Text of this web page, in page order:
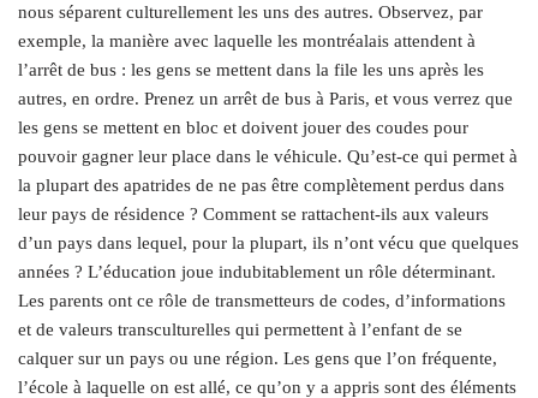
nous séparent culturellement les uns des autres. Observez, par
exemple, la manière avec laquelle les montréalais attendent à
l’arrêt de bus : les gens se mettent dans la file les uns après les
autres, en ordre. Prenez un arrêt de bus à Paris, et vous verrez que
les gens se mettent en bloc et doivent jouer des coudes pour
pouvoir gagner leur place dans le véhicule. Qu’est-ce qui permet à
la plupart des apatrides de ne pas être complètement perdus dans
leur pays de résidence ? Comment se rattachent-ils aux valeurs
d’un pays dans lequel, pour la plupart, ils n’ont vécu que quelques
années ? L’éducation joue indubitablement un rôle déterminant.
Les parents ont ce rôle de transmetteurs de codes, d’informations
et de valeurs transculturelles qui permettent à l’enfant de se
calquer sur un pays ou une région. Les gens que l’on fréquente,
l’école à laquelle on est allé, ce qu’on y a appris sont des éléments